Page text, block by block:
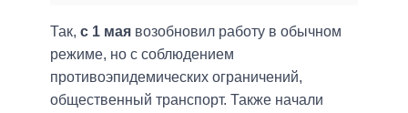
Так, с 1 мая возобновил работу в обычном
режиме, но с соблюдением
противоэпидемических ограничений,
общественный транспорт. Также начали